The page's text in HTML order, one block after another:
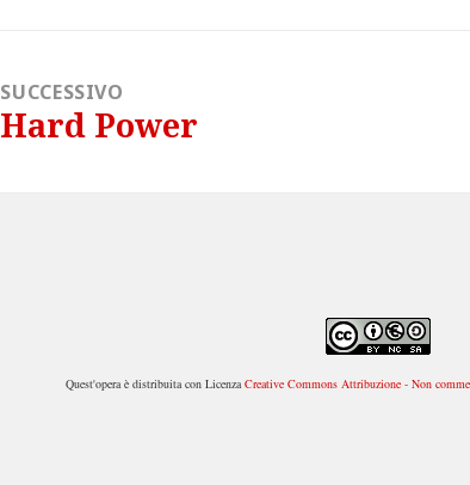
SUCCESSIVO
Articolo
Hard Power
Quest'opera è distribuita con LicenzaCreative Commons Attribuzione - Non